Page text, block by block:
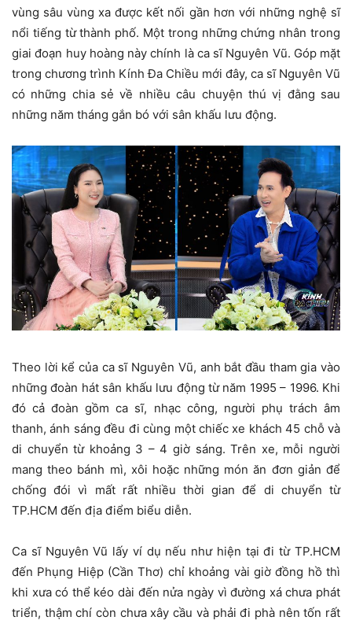
vùng sâu vùng xa được kết nối gần hơn với những nghệ sĩ
nổi tiếng từ thành phố. Một trong những chứng nhân trong
giai đoạn huy hoàng này chính là ca sĩ Nguyên Vũ. Góp mặt
trong chương trình Kính Đa Chiều mới đây, ca sĩ Nguyên Vũ
có những chia sẻ về nhiều câu chuyện thú vị đằng sau
những năm tháng gắn bó với sân khấu lưu động.
Theo lời kể của ca sĩ Nguyên Vũ, anh bắt đầu tham gia vào
những đoàn hát sân khấu lưu động từ năm 1995 – 1996. Khi
đó cả đoàn gồm ca sĩ, nhạc công, người phụ trách âm
thanh, ánh sáng đều đi cùng một chiếc xe khách 45 chỗ và
di chuyển từ khoảng 3 – 4 giờ sáng. Trên xe, mỗi người
mang theo bánh mì, xôi hoặc những món ăn đơn giản để
chống đói vì mất rất nhiều thời gian để di chuyển từ
TP.HCM đến địa điểm biểu diễn.
Ca sĩ Nguyên Vũ lấy ví dụ nếu như hiện tại đi từ TP.HCM
đến Phụng Hiệp (Cần Thơ) chỉ khoảng vài giờ đồng hồ thì
khi xưa có thể kéo dài đến nửa ngày vì đường xá chưa phát
triển, thậm chí còn chưa xây cầu và phải đi phà nên tốn rất